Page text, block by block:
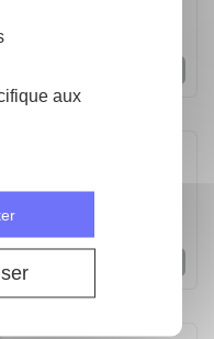
aux